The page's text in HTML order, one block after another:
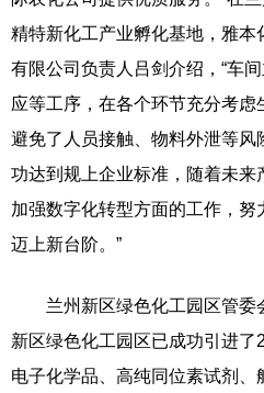
精特新化工产业孵化基地，雅本
有限公司负责人吕剑介绍，“车
应等工序，在各个环节充分考
避免了人员接触、物料外泄等
功达到规上企业标准，随着未
加强数字化转型方面的工作，
迈上新台阶。”
兰州新区绿色化工园区管委
新区绿色化工园区已成功引进
电子化学品、高纯同位素试剂